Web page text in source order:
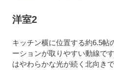
洋室2
キッチン横に位置する約6.5帖
ーションが取りやすい動線で
はやわらかな光が続く北向き